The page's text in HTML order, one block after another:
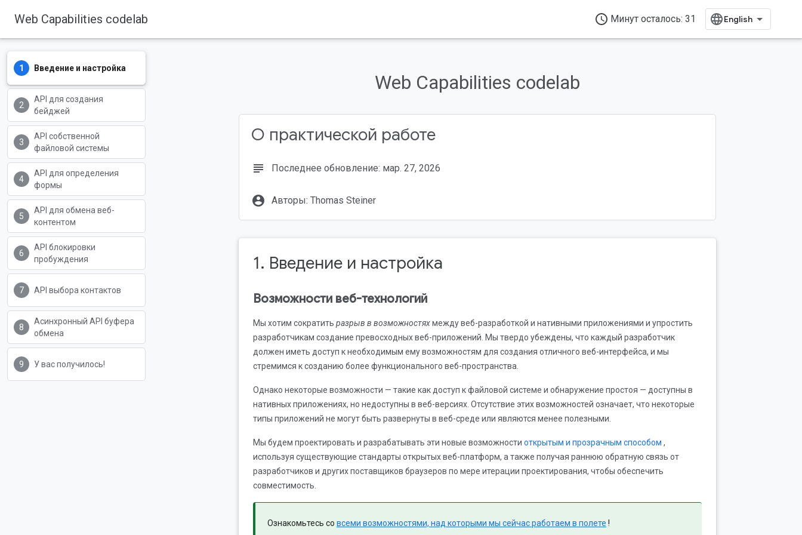
Web Capabilities codelab access_time Минут осталось: 31
Введение и настройка
API для создания
бейджей
API собственной
файловой системы
API для определения
формы
API для обмена веб-
контентом
API блокировки
пробуждения
API выбора контактов
Асинхронный API буфера
обмена
У вас получилось!
Web Capabilities codelab
О практической работе
subject Последнее обновление: мар. 27, 2026
account_circle Авторы: Thomas Steiner
1. Введение и настройка
Возможности веб-технологий
Мы хотим сократить разрыв в возможностяхмежду веб-разработкой и нативными приложениями и упростить
разработчикам создание превосходных веб-приложений. Мы твердо убеждены, что каждый разработчик
должен иметь доступ к необходимым ему возможностям для создания отличного веб-интерфейса, и мы
стремимся к созданию более функционального веб-пространства.
Однако некоторые возможности — такие как доступ к файловой системе и обнаружение простоя — доступны в
нативных приложениях, но недоступны в веб-версиях. Отсутствие этих возможностей означает, что некоторые
типы приложений не могут быть развернуты в веб-среде или являются менее полезными.
Мы будем проектировать и разрабатывать эти новые возможности открытым и прозрачным способом ,
используя существующие стандарты открытых веб-платформ, а также получая раннюю обратную связь от
разработчиков и других поставщиков браузеров по мере итерации проектирования, чтобы обеспечить
совместимость.
Ознакомьтесь со всеми возможностями, над которыми мы сейчас работаем в полете !